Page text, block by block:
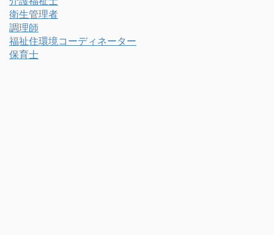
衛生管理者
調理師
福祉住環境コーディネーター
保育士